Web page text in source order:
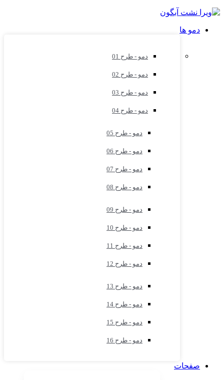
دمو ها
دمو - طرح 01
دمو - طرح 02
دمو - طرح 03
دمو - طرح 04
دمو - طرح 05
دمو - طرح 06
دمو - طرح 07
دمو - طرح 08
دمو - طرح 09
دمو - طرح 10
دمو - طرح 11
دمو - طرح 12
دمو - طرح 13
دمو - طرح 14
دمو - طرح 15
دمو - طرح 16
صفحات